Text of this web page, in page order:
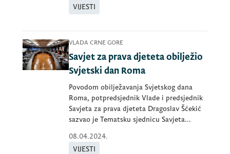
VIJESTI
VLADA CRNE GORE
Savjet za prava djeteta obilježio
Svjetski dan Roma
Povodom obilježavanja Svjetskog dana
Roma, potpredsjednik Vlade i predsjednik
Savjeta za prava djeteta Dragoslav Šćekić
sazvao je Tematsku sjednicu Savjeta...
08.04.2024.
VIJESTI